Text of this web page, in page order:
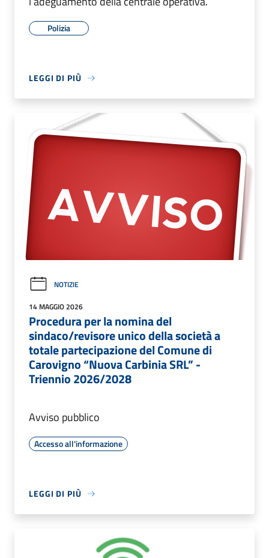
Polizia
LEGGI DI PIÙ
NOTIZIE
14 MAGGIO 2026
Procedura per la nomina del
sindaco/revisore unico della società a
totale partecipazione del Comune di
Carovigno “Nuova Carbinia SRL” -
Triennio 2026/2028
Avviso pubblico
Accesso all'informazione
LEGGI DI PIÙ